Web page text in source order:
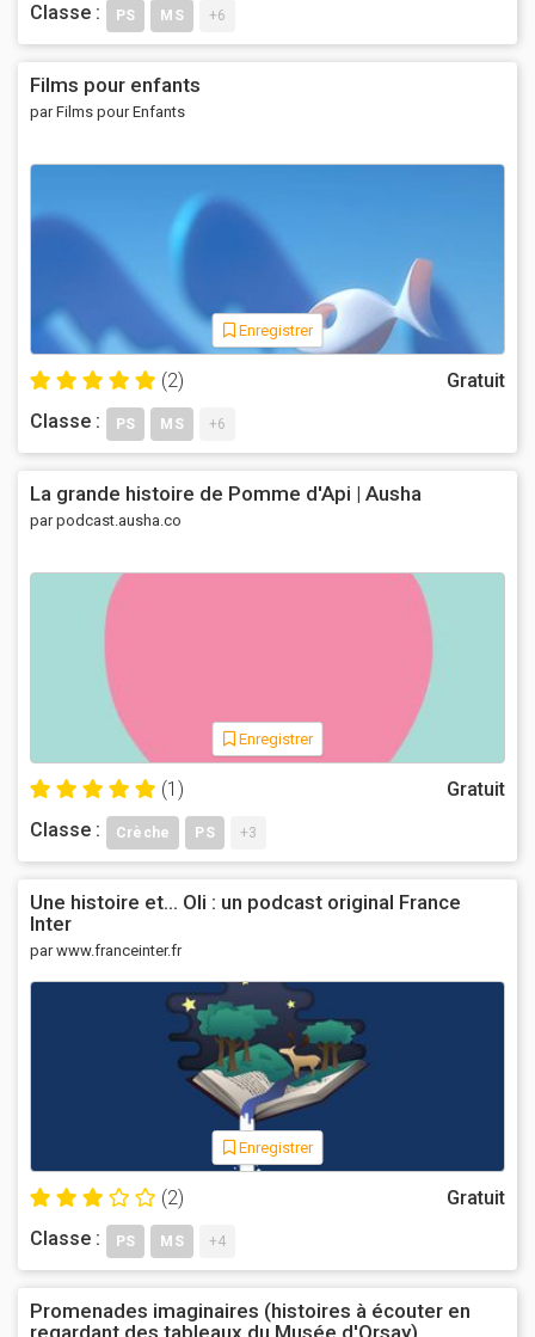
Classe :
PS MS +6
Films pour enfants
par Films pour Enfants
Enregistrer
(2)
Gratuit
Classe :
PS MS +6
La grande histoire de Pomme d'Api | Ausha
par podcast.ausha.co
Enregistrer
(1)
Gratuit
Classe :
Crèche PS +3
Une histoire et... Oli : un podcast original France
Inter
par www.franceinter.fr
Enregistrer
(2)
Gratuit
Classe :
PS MS +4
Promenades imaginaires (histoires à écouter en
regardant des tableaux du Musée d'Orsay)